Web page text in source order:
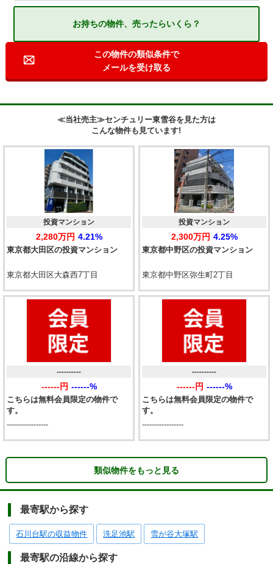
お持ちの物件、売ったらいくら？
この物件の類似条件で
メールを受け取る
≪当社売主≫センチュリー東雪谷を見た方は
こんな物件も見ています!
東京都大田区の投資マンション
投資マンション
2,280万円 4.21%
東京都大田区大森西7丁目
東京都中野区の投資マンション
投資マンション
2,300万円 4.25%
東京都中野区弥生町2丁目
こちらは無料会員限定の物件で
す。
----------
------円 ------%
-----------------
こちらは無料会員限定の物件で
す。
----------
------円 ------%
-----------------
類似物件をもっと見る
最寄駅から探す
石川台駅の収益物件 洗足池駅 雪が谷大塚駅
最寄駅の沿線から探す